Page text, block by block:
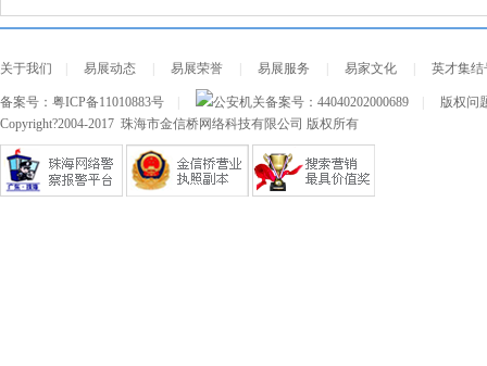
关于我们 易展动态 易展荣誉 易展服务 易家文化 英才集结
备案号： 粤ICP备11010883号 公安机关备案号： 44040202000689
版权问
Copyright?2004-2017 珠海市金信桥网络科技有限公司 版权所有